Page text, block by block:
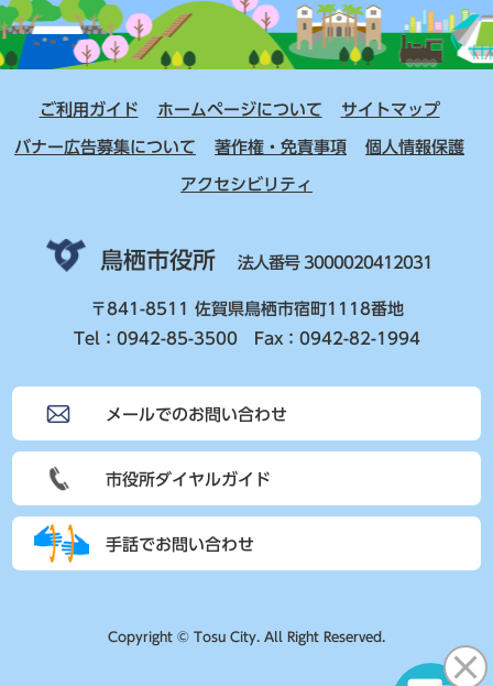
ご利用ガイド ホームページについて サイトマップ
バナー広告募集について 著作権・免責事項 個人情報保護
アクセシビリティ
鳥栖市役所 法人番号 3000020412031
〒841-8511 佐賀県鳥栖市宿町1118番地
Tel：0942-85-3500 Fax：0942-82-1994
メールでのお問い合わせ
市役所ダイヤルガイド
手話でお問い合わせ
Copyright © Tosu City. All Right Reserved.